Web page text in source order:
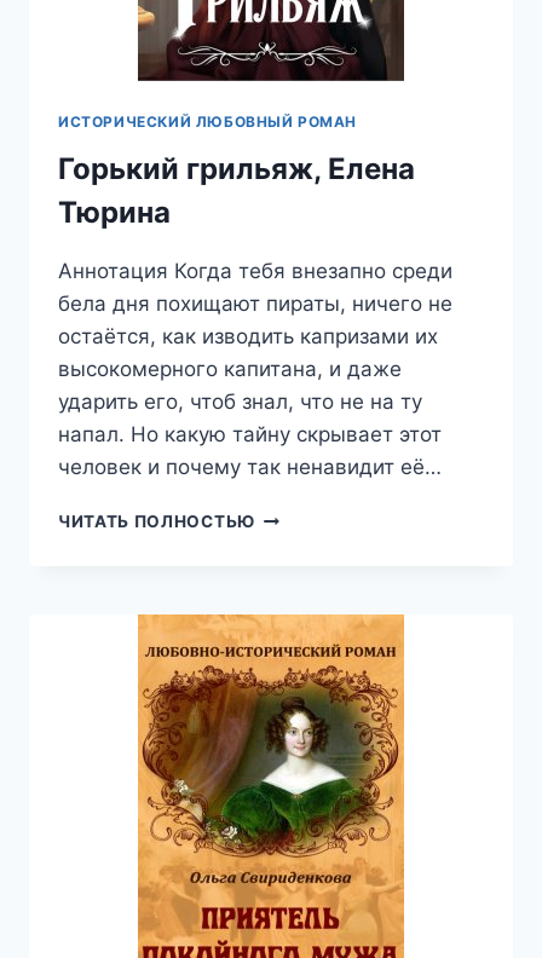
ИСТОРИЧЕСКИЙ ЛЮБОВНЫЙ РОМАН
Горький грильяж, Елена
Тюрина
Аннотация Когда тебя внезапно среди
бела дня похищают пираты, ничего не
остаётся, как изводить капризами их
высокомерного капитана, и даже
ударить его, чтоб знал, что не на ту
напал. Но какую тайну скрывает этот
человек и почему так ненавидит её…
ЧИТАТЬ ПОЛНОСТЬЮ ГОРЬКИЙ